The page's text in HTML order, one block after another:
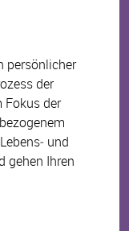
persönlicher
der
der
und
gehen Ihren